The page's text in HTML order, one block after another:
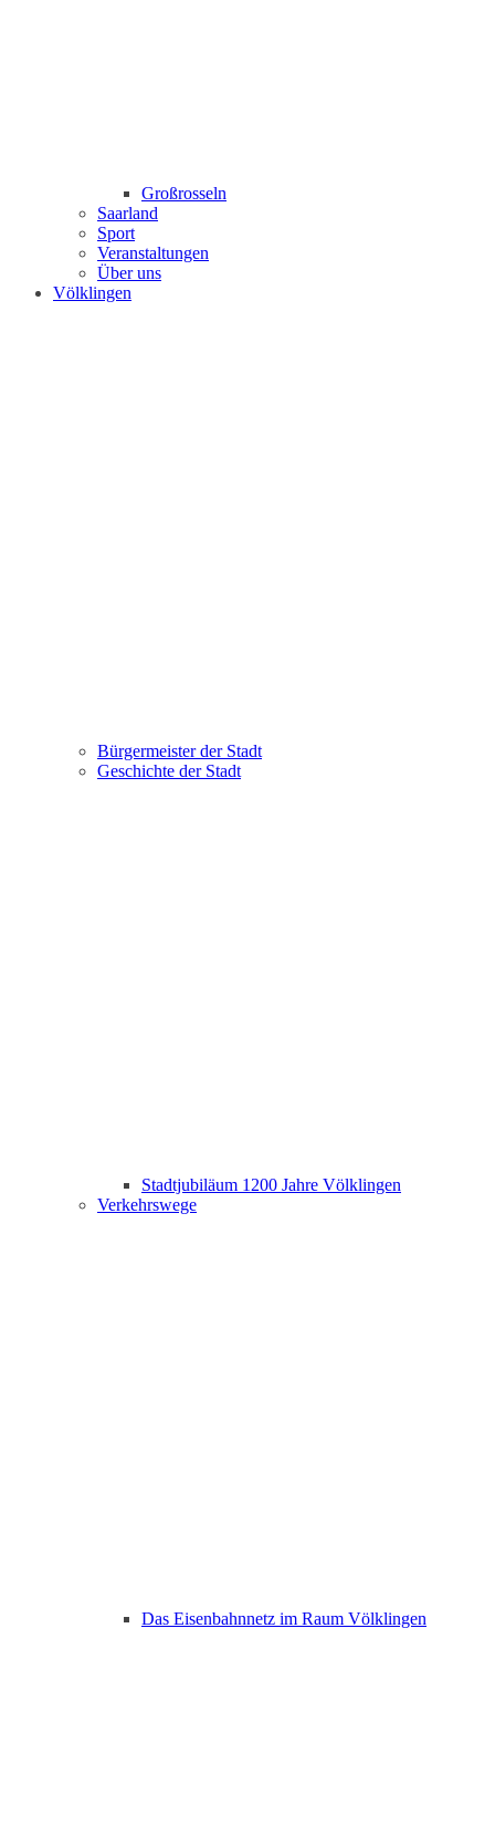
Großrosseln
Saarland
Sport
Veranstaltungen
Über uns
Völklingen
Bürgermeister der Stadt
Geschichte der Stadt
Stadtjubiläum 1200 Jahre Völklingen
Verkehrswege
Das Eisenbahnnetz im Raum Völklingen